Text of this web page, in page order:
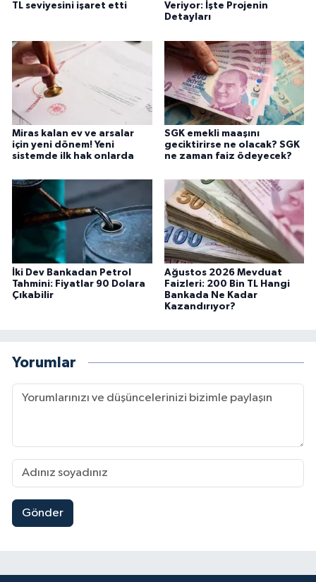
TL seviyesini işaret etti
Veriyor: İşte Projenin
Detayları
Miras kalan ev ve arsalar
için yeni dönem! Yeni
sistemde ilk hak onlarda
SGK emekli maaşını
geciktirirse ne olacak? SGK
ne zaman faiz ödeyecek?
İki Dev Bankadan Petrol
Tahmini: Fiyatlar 90 Dolara
Çıkabilir
Ağustos 2026 Mevduat
Faizleri: 200 Bin TL Hangi
Bankada Ne Kadar
Kazandırıyor?
Yorumlar
Gönder